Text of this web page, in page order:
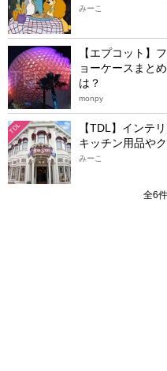
みーこ
【エプコット】
ョーケースまと
は？
monpy
TDL
【TDL】インテ
キッチン用品や
みーこ
全6